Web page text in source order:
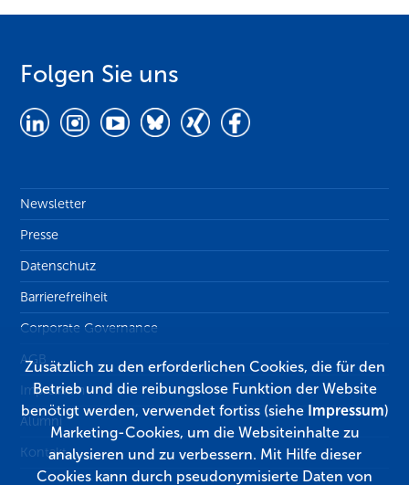
Folgen Sie uns
Newsletter
Presse
Datenschutz
Barrierefreiheit
Corporate Governance
AGB
Impressum
Alumni
Kontakt
Zusätzlich zu den erforderlichen Cookies, die für den
Betrieb und die reibungslose Funktion der Website
benötigt werden, verwendet fortiss (siehe Impressum)
Marketing-Cookies, um die Websiteinhalte zu
analysieren und zu verbessern. Mit Hilfe dieser
Cookies kann durch pseudonymisierte Daten von